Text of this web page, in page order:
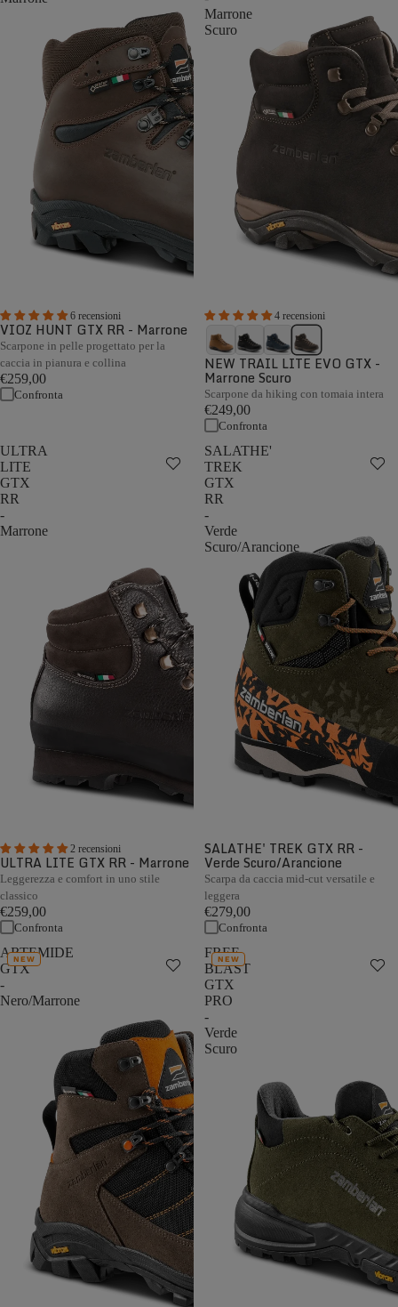
6 recensioni
VIOZ HUNT GTX RR - Marrone
Scarpone in pelle progettato per la
caccia in pianura e collina
€259,00
Confronta
Marrone
Scuro
4 recensioni
NEW TRAIL LITE EVO GTX -
Marrone Scuro
Scarpone da hiking con tomaia intera
€249,00
Confronta
ULTRA
LITE
GTX
RR
-
Marrone
2 recensioni
ULTRA LITE GTX RR - Marrone
Leggerezza e comfort in uno stile
classico
€259,00
Confronta
SALATHE'
TREK
GTX
RR
-
Verde
Scuro/Arancione
SALATHE' TREK GTX RR -
Verde Scuro/Arancione
Scarpa da caccia mid-cut versatile e
leggera
€279,00
Confronta
ARTEMIDE
GTX
-
Nero/Marrone
NEW
FREE
BLAST
GTX
PRO
-
Verde
Scuro
NEW